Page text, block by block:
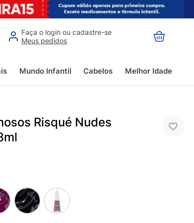
Faça o login ou cadastre-se
Meus pedidos
Mundo Infantil Cabelos Melhor Idade
Risqué Nudes